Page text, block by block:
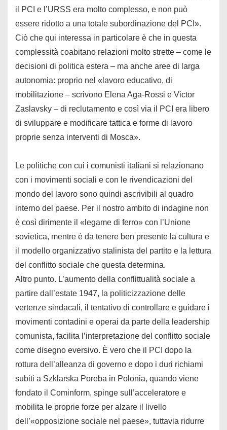
il PCI e l’URSS era molto complesso, e non può
essere ridotto a una totale subordinazione del PCI».
Ciò che qui interessa in particolare è che in questa
complessità coabitano relazioni molto strette – come le
decisioni di politica estera – ma anche aree di larga
autonomia: proprio nel «lavoro educativo, di
mobilitazione – scrivono Elena Aga-Rossi e Victor
Zaslavsky – di reclutamento e così via il PCI era libero
di sviluppare e modificare tattica e forme di lavoro
proprie senza interventi di Mosca».
Le politiche con cui i comunisti italiani si relazionano
con i movimenti sociali e con le rivendicazioni del
mondo del lavoro sono quindi ascrivibili al quadro
interno del paese. Per il nostro ambito di indagine non
è così dirimente il «legame di ferro» con l’Unione
sovietica, mentre è da tenere ben presente la cultura e
il modello organizzativo stalinista del partito e la lettura
del conflitto sociale che questa determina.
Altro punto. L’aumento della conflittualità sociale a
partire dall’estate 1947, la politicizzazione delle
vertenze sindacali, il tentativo di controllare e guidare i
movimenti contadini e operai da parte della leadership
comunista, facilita l’interpretazione del conflitto sociale
come disegno eversivo. È vero che il PCI dopo la
rottura dell’alleanza di governo e dopo i duri richiami
subiti a Szklarska Poreba in Polonia, quando viene
fondato il Cominform, spinge sull’acceleratore e
mobilita le proprie forze per alzare il livello
dell’«opposizione sociale nel paese», tuttavia ridurre